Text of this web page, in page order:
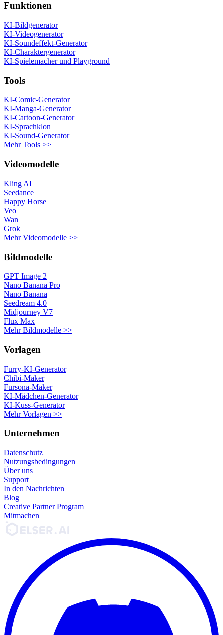
Funktionen
KI-Bildgenerator
KI-Videogenerator
KI-Soundeffekt-Generator
KI-Charaktergenerator
KI-Spielemacher und Playground
Tools
KI-Comic-Generator
KI-Manga-Generator
KI-Cartoon-Generator
KI-Sprachklon
KI-Sound-Generator
Mehr Tools >>
Videomodelle
Kling AI
Seedance
Happy Horse
Veo
Wan
Grok
Mehr Videomodelle >>
Bildmodelle
GPT Image 2
Nano Banana Pro
Nano Banana
Seedream 4.0
Midjourney V7
Flux Max
Mehr Bildmodelle >>
Vorlagen
Furry-KI-Generator
Chibi-Maker
Fursona-Maker
KI-Mädchen-Generator
KI-Kuss-Generator
Mehr Vorlagen >>
Unternehmen
Datenschutz
Nutzungsbedingungen
Über uns
Support
In den Nachrichten
Blog
Creative Partner Program
Mitmachen